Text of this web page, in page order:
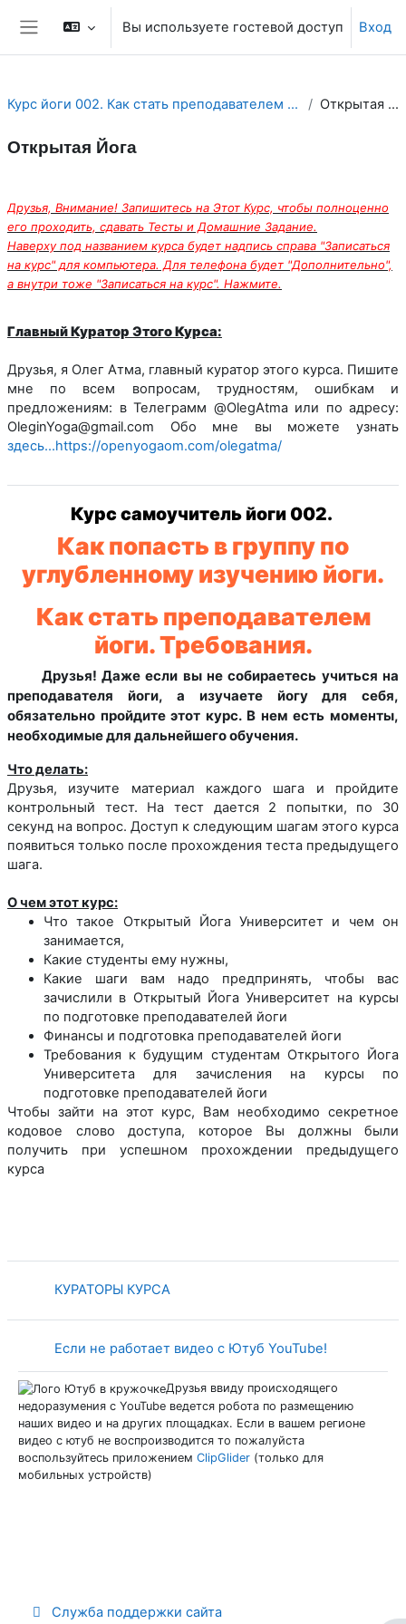
Перейти к основному содержанию
Боковая панель
Вы используете гостевой доступ Вход
Курс йоги 002. Как стать преподавателем йоги. Треб... Открытая Йога
Открытая Йога
Друзья, Внимание! Запишитесь на Этот Курс, чтобы полноценно
его проходить, сдавать Тесты и Домашние Задание.
Наверху под названием курса будет надпись справа "Записаться
на курс" для компьютера. Для телефона будет "Дополнительно",
а внутри тоже "Записаться на курс". Нажмите.
Главный Куратор Этого Курса:
Друзья, я Олег Атма, главный куратор этого курса. Пишите
мне по всем вопросам, трудностям, ошибкам и
предложениям: в Телеграмм @OlegAtma или по адресу:
OleginYoga@gmail.com Обо мне вы можете узнать
здесь...https://openyogaom.com/olegatma/
Курс самоучитель йоги 002.
Как попасть в группу по
углубленному изучению йоги.
Как стать преподавателем
йоги. Требования.
Друзья! Даже если вы не собираетесь учиться на
преподавателя йоги,а изучаете йогу для себя,
обязательно пройдите этот курс. В нем есть моменты,
необходимые для дальнейшего обучения.
Что делать:
Друзья, изучите материал каждого шага и пройдите
контрольный тест. На тест дается 2 попытки, по 30
секунд на вопрос. Доступ к следующим шагам этого курса
появиться только после прохождения теста предыдущего
шага.
О чем этот курс:
Что такое Открытый Йога Университет и чем он
занимается,
Какие студенты ему нужны,
Какие шаги вам надо предпринять, чтобы вас
зачислили в Открытый Йога Университет на курсы
по подготовке преподавателей йоги
Финансы и подготовка преподавателей йоги
Требования к будущим студентам Открытого Йога
Университета для зачисления на курсы по
подготовке преподавателей йоги
Чтобы зайти на этот курс, Вам необходимо секретное
кодовое слово доступа, которое Вы должны были
получить при успешном прохождении предыдущего
курса
КУРАТОРЫ КУРСА
Если не работает видео с Ютуб YouTube!
Друзья ввиду происходящего
недоразумения c YouTube ведется робота по размещению
наших видео и на других площадках. Если в вашем регионе
видео с ютуб не воспроизводится то пожалуйста
воспользуйтесь приложением ClipGlider (только для
мобильных устройств)
Служба поддержки сайта